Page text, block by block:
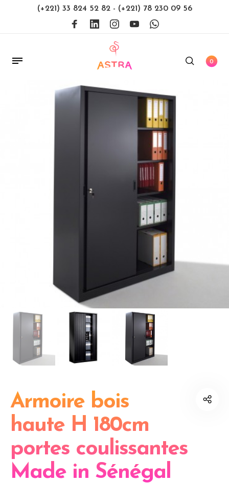
(+221) 33 824 52 82 - (+221) 78 230 09 56
0
Armoire bois
haute H 180cm
portes coulissantes
Made in Sénégal